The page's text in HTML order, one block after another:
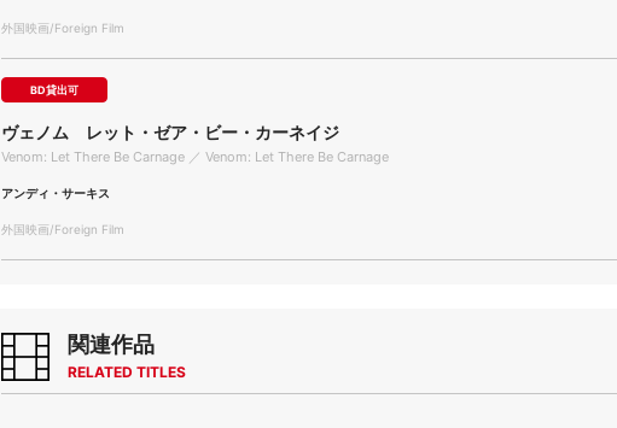
外国映画/Foreign Film
BD貸出可
ヴェノム レット・ゼア・ビー・カーネイジ
Venom: Let There Be Carnage ／ Venom: Let There Be Carnage
アンディ・サーキス
外国映画/Foreign Film
関連作品
RELATED TITLES